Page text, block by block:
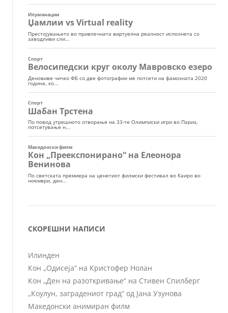
СКОРЕШНИ НАПИСИ
Илинден
Кон „Одисеја“ на Кристофер Нолан
Кон „Ден на разоткривање“ на Стивен Спилберг
„Коулун, заградениот град“ од Јана Узунова
Македонски анимиран филм